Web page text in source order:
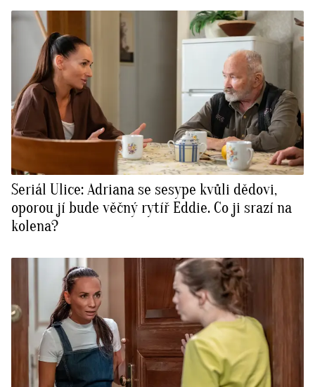
Seriál Ulice: Adriana se sesype kvůli dědovi,
oporou jí bude věčný rytíř Eddie. Co ji srazí na
kolena?